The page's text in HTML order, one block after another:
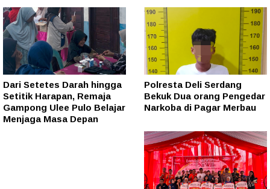
Dari Setetes Darah hingga
Setitik Harapan, Remaja
Gampong Ulee Pulo Belajar
Menjaga Masa Depan
Polresta Deli Serdang
Bekuk Dua orang Pengedar
Narkoba di Pagar Merbau